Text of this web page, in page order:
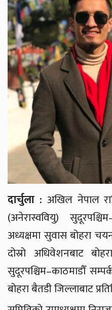
दार्चुला : अखिल नेपाल
(अनेरास्ववियु)
अध्यक्षमा सुवास बोहरा
दोस्रो अधिवेशनबाट
सुदूरपश्चिम–काठमाडौँ
बोहरा बैतडी जिल्लाबाट